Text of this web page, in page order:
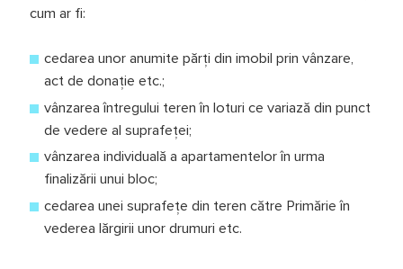
cum ar fi:
cedarea unor anumite părți din imobil prin vânzare,
act de donație etc.;
vânzarea întregului teren în loturi ce variază din punct
de vedere al suprafeței;
vânzarea individuală a apartamentelor în urma
finalizării unui bloc;
cedarea unei suprafețe din teren către Primărie în
vederea lărgirii unor drumuri etc.